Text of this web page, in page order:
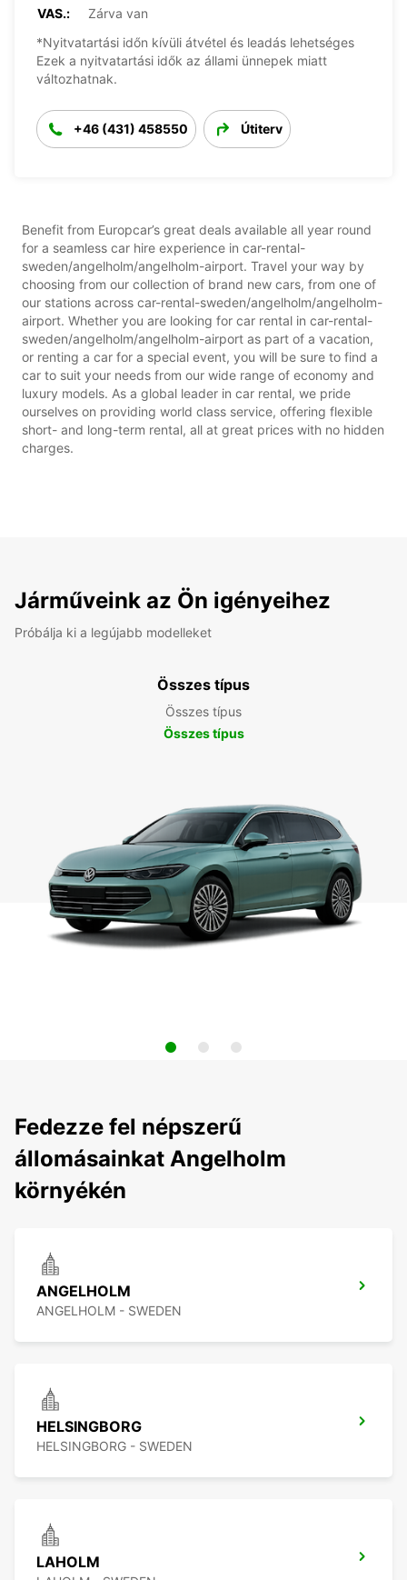
VAS.:
Zárva van
*Nyitvatartási időn kívüli átvétel és leadás lehetséges
Ezek a nyitvatartási idők az állami ünnepek miatt
változhatnak.
+46 (431) 458550 Útiterv
Benefit from Europcar’s great deals available all year round
for a seamless car hire experience in car-rental-
sweden/angelholm/angelholm-airport. Travel your way by
choosing from our collection of brand new cars, from one of
our stations across car-rental-sweden/angelholm/angelholm-
airport. Whether you are looking for car rental in car-rental-
sweden/angelholm/angelholm-airport as part of a vacation,
or renting a car for a special event, you will be sure to find a
car to suit your needs from our wide range of economy and
luxury models. As a global leader in car rental, we pride
ourselves on providing world class service, offering flexible
short- and long-term rental, all at great prices with no hidden
charges.
Járműveink az Ön igényeihez
Próbálja ki a legújabb modelleket
Összes típus
Összes típus
Összes típus
Fedezze fel népszerű
állomásainkat Angelholm
környékén
ANGELHOLM
ANGELHOLM - SWEDEN
HELSINGBORG
HELSINGBORG - SWEDEN
LAHOLM